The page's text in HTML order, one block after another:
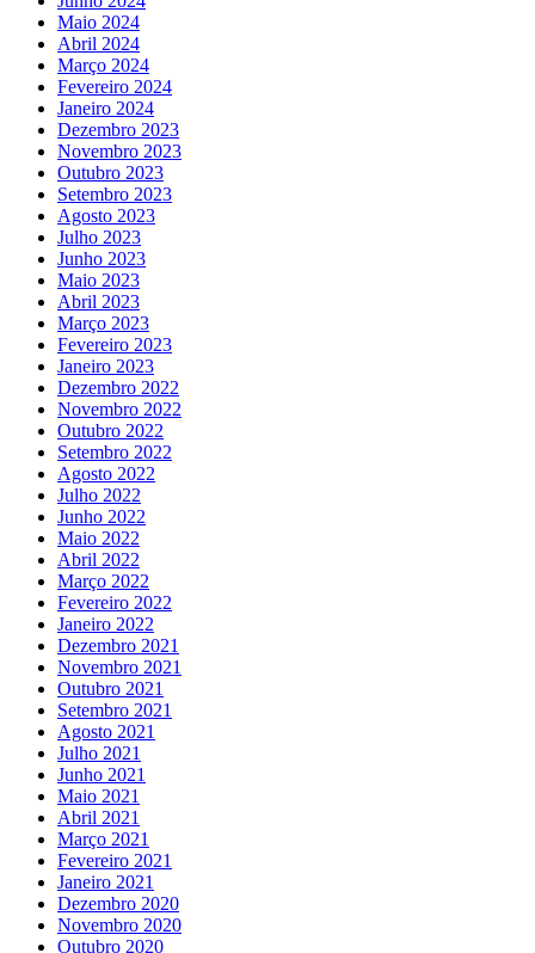
Maio 2024
Abril 2024
Março 2024
Fevereiro 2024
Janeiro 2024
Dezembro 2023
Novembro 2023
Outubro 2023
Setembro 2023
Agosto 2023
Julho 2023
Junho 2023
Maio 2023
Abril 2023
Março 2023
Fevereiro 2023
Janeiro 2023
Dezembro 2022
Novembro 2022
Outubro 2022
Setembro 2022
Agosto 2022
Julho 2022
Junho 2022
Maio 2022
Abril 2022
Março 2022
Fevereiro 2022
Janeiro 2022
Dezembro 2021
Novembro 2021
Outubro 2021
Setembro 2021
Agosto 2021
Julho 2021
Junho 2021
Maio 2021
Abril 2021
Março 2021
Fevereiro 2021
Janeiro 2021
Dezembro 2020
Novembro 2020
Outubro 2020